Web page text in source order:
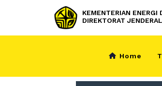
KEMENTERIAN ENERGI
DIREKTORAT
Home